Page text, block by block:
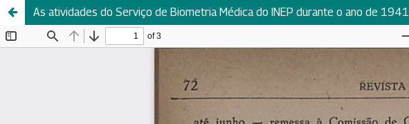
As atividades do Serviço de Biometria Médica do INEP durante o ano de 1941